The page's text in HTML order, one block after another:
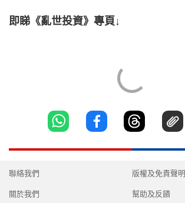
即睇《亂世投資》專頁↓
聯絡我們
關於我們
版權及免責聲明
幫助及反饋